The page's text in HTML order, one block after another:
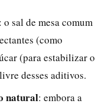
: o sal de mesa comum
(como
(para estabilizar o
desses aditivos.
natural: embora a